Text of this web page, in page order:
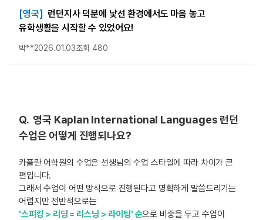
[영국] 런던지사 덕분에 낯선 환경에서도 마음 놓고
유학생활을 시작할 수 있었어요!
박**2026.01.03조회 480
Q. 영국 Kaplan International Languages 런던
수업은 어떻게 진행되나요?
카플란 어학원의 수업은 선생님의 수업 스타일에 따라 차이가 큰
편입니다.
그래서 수업이 어떤 방식으로 진행된다고 명확하게 말씀드리기는
어렵지만 전반적으로는
'스피킹 > 리딩 = 리스닝 > 라이팅' 순으로 비중을 두고 수업이